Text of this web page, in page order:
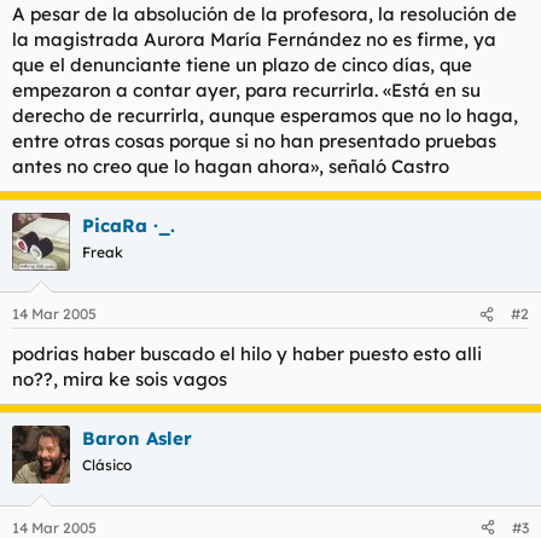
A pesar de la absolución de la profesora, la resolución de
la magistrada Aurora María Fernández no es firme, ya
que el denunciante tiene un plazo de cinco días, que
empezaron a contar ayer, para recurrirla. «Está en su
derecho de recurrirla, aunque esperamos que no lo haga,
entre otras cosas porque si no han presentado pruebas
antes no creo que lo hagan ahora», señaló Castro
PicaRa ·_.
Freak
14 Mar 2005 #2
podrias haber buscado el hilo y haber puesto esto alli
no??, mira ke sois vagos
Baron Asler
Clásico
14 Mar 2005 #3